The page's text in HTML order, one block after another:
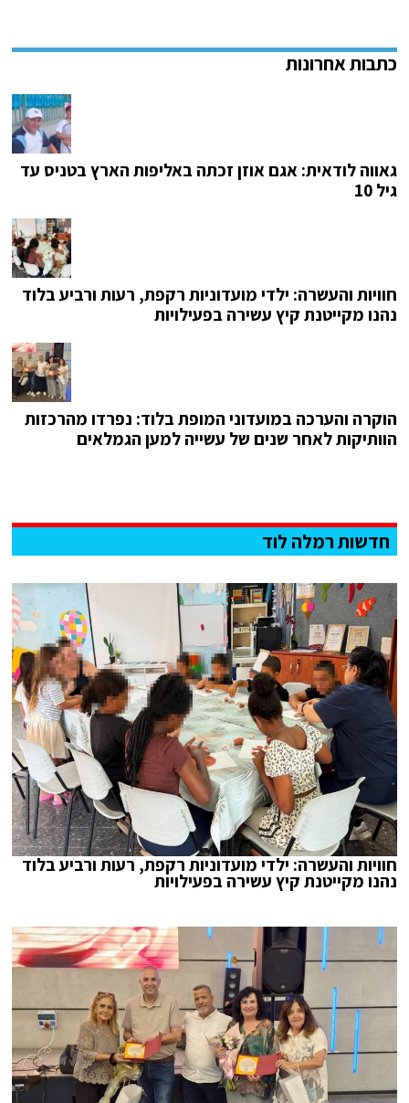
גאווה לודאית: אגם אוזן זכתה באליפות הארץ בטניס עד
גיל 10
חוויות והעשרה: ילדי מועדוניות רקפת, רעות ורביע בלוד
נהנו מקייטנת קיץ עשירה בפעילויות
הוקרה והערכה במועדוני המופת בלוד: נפרדו מהרכזות
הוותיקות לאחר שנים של עשייה למען הגמלאים
חדשות רמלה לוד
חוויות והעשרה: ילדי מועדוניות רקפת, רעות ורביע בלוד
נהנו מקייטנת קיץ עשירה בפעילויות